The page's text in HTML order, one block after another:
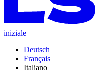
iniziale
Deutsch
Français
Italiano